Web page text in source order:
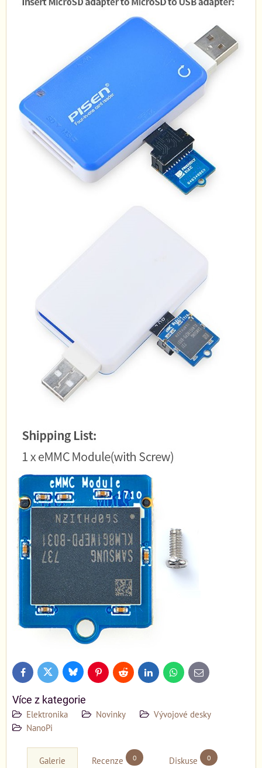
FacebookTwitter BlueskyPinterestReddit LinkedInWhatsApp
E-
mail
Více z kategorie
Elektronika Novinky
Vývojové desky
NanoPi
Galerie Recenze 0 Diskuse 0